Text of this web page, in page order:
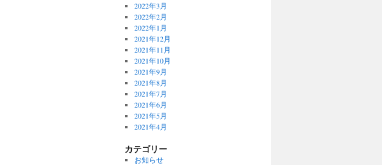
2022年3月
2022年2月
2022年1月
2021年12月
2021年11月
2021年10月
2021年9月
2021年8月
2021年7月
2021年6月
2021年5月
2021年4月
カテゴリー
お知らせ